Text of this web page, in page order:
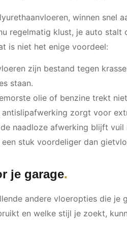
winnen snel
regelmatig klust, je auto
is niet het enige voordeel:
zijn bestand tegen
staan.
olie of benzine trekt
zorgt voor
naadloze afwerking blijft vuil
stuk voordeliger dan
je garage
andere vloeropties die
en welke stijl je zoekt,